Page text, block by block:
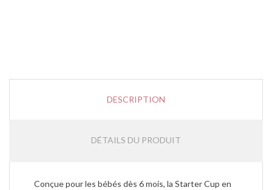
DESCRIPTION
DÉTAILS DU PRODUIT
Conçue pour les bébés dès 6 mois, la Starter Cup en